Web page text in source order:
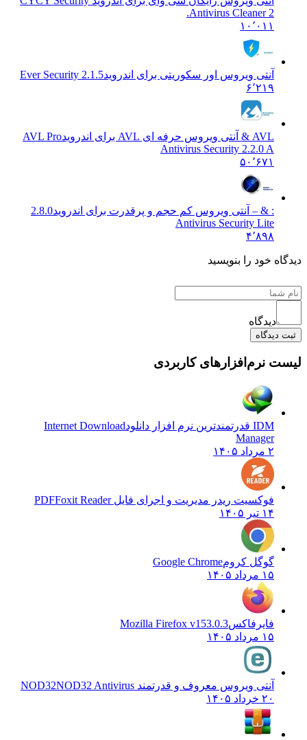
Antivirus Cleaner 2.
۱۰٬۰۱۱
آنتی ویروس اور سکوریتی برای اندروید Ever Security 2.1.5
AVL Pro
Antivirus Security 2.2.0 A
۵۰٬۶۷۱
: & – آنتی ویروس کم حجم و پرقدرت برای اندروید 2.8.0
Antivirus Security Lite
خود را بنویسید
نرم‌افزارهای کاربردی
Internet Download
Manager
فوکسیت ریدر مدیریت و اجرای فایل PDFFoxit Reader
گوگل کروم Google Chrome
فایرفاکس Mozilla Firefox v153.0.3
آنتی ویروس معروف و قدرتمند NOD32NOD32 Antivirus